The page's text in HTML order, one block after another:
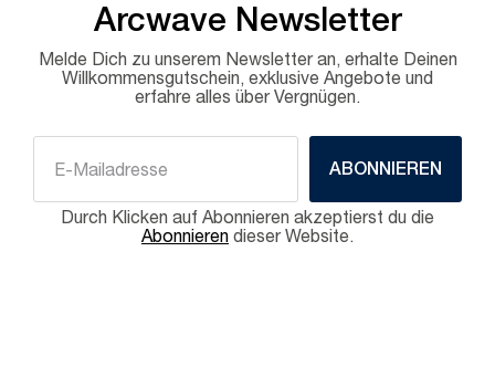
Arcwave Newsletter
Melde Dich zu unserem Newsletter an, erhalte Deinen
Willkommensgutschein, exklusive Angebote und
erfahre alles über Vergnügen.
ABONNIEREN
Durch Klicken auf Abonnieren akzeptierst du die
Abonnieren dieser Website.